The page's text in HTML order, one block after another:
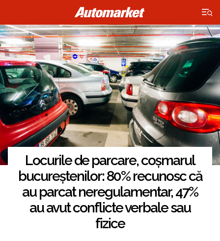
×
Locurile de parcare, coșmarul
bucureștenilor: 80% recunosc că
au parcat neregulamentar, 47%
au avut conflicte verbale sau
fizice